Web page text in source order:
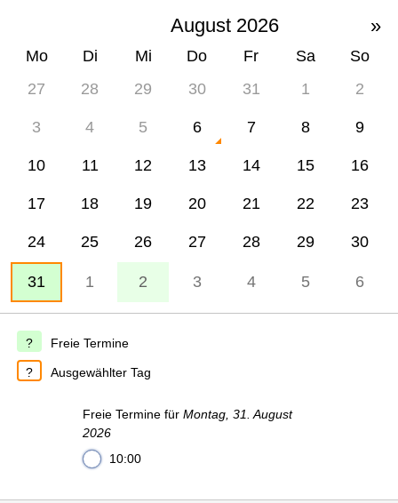
August 2026 »
Mo Di Mi Do Fr Sa
So
27
28 29 30 31 1 2
3 4 5 6 7 8 9
10 11 12 13 14 15 16
17 18 19 20 21 22 23
24 25 26 27 28 29 30
31 1 2 3 4 5 6
Freie Termine
Ausgewählter Tag
Freie Termine für Montag, 31. August
2026
10:00